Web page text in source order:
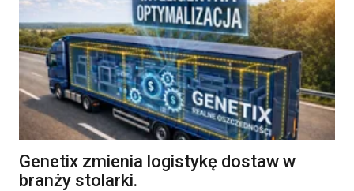
Genetix zmienia logistykę dostaw w
branży stolarki.